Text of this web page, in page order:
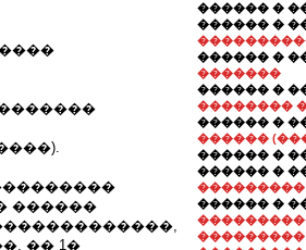
������
�� 1�
������ �
������ �
������ �
�������
������ �
��������
������ �
������
������ �
������ �
������ �
���������